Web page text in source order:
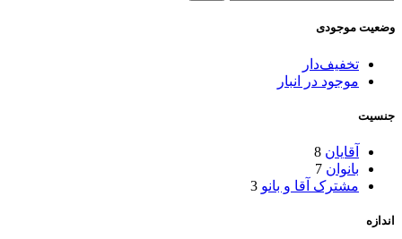
وضعیت موجودی
تخفیف‌دار
موجود در انبار
جنسیت
آقایان 8
بانوان 7
مشترک آقا و بانو 3
اندازه